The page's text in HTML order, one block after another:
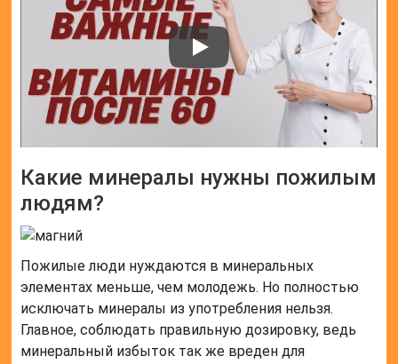
Какие минералы нужны пожилым
людям?
Пожилые люди нуждаются в минеральных
элементах меньше, чем молодежь. Но полностью
исключать минералы из употребления нельзя.
Главное, соблюдать правильную дозировку, ведь
минеральный избыток так же вреден для